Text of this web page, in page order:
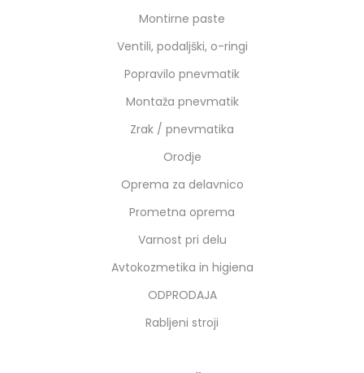
Montirne paste
Ventili, podaljški, o-ringi
Popravilo pnevmatik
Montaža pnevmatik
Zrak / pnevmatika
Orodje
Oprema za delavnico
Prometna oprema
Varnost pri delu
Avtokozmetika in higiena
ODPRODAJA
Rabljeni stroji